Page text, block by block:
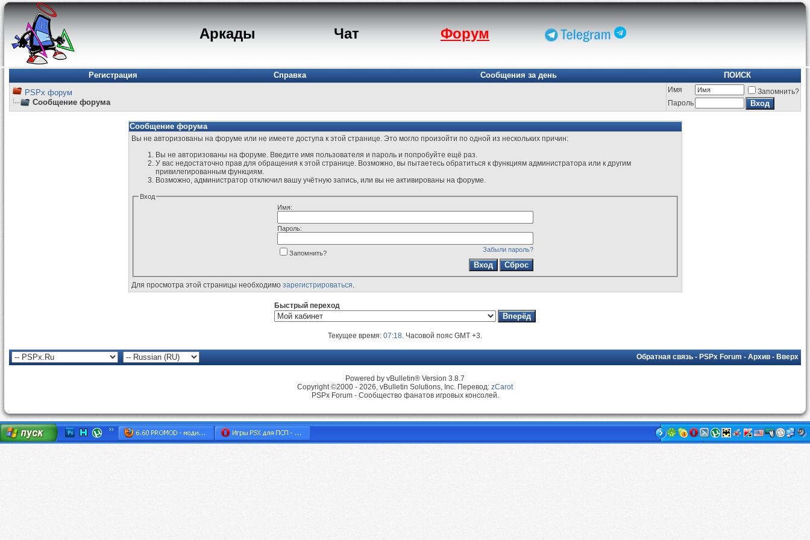
Аркады Чат Форум
Регистрация Справка Сообщения за день
ПОИСК
PSPx форум
Сообщение форума
Имя
Запомнить?
Пароль
Сообщение форума
Вы не авторизованы на форуме или не имеете доступа к этой странице. Это могло произойти по одной из нескольких причин:
Вы не авторизованы на форуме. Введите имя пользователя и пароль и попробуйте ещё раз.
У вас недостаточно прав для обращения к этой странице. Возможно, вы пытаетесь обратиться к функциям администратора или к другим
привилегированным функциям.
Возможно, администратор отключил вашу учётную запись, или вы не активированы на форуме.
Вход
Имя:
Пароль:
Забыли пароль?
Запомнить?
Для просмотра этой страницы необходимо зарегистрироваться.
Быстрый переход
Текущее время: 07:18. Часовой пояс GMT +3.
Обратная связь - PSPx Forum - Архив - Вверх
Powered by vBulletin® Version 3.8.7
Copyright ©2000 - 2026, vBulletin Solutions, Inc. Перевод: zCarot
PSPx Forum - Сообщество фанатов игровых консолей.